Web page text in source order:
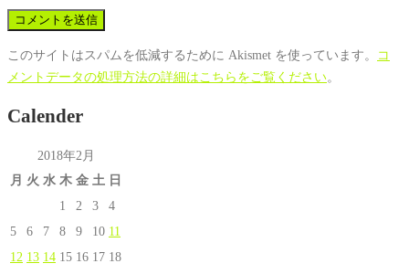
このサイトはスパムを低減するために Akismet を使っています。
コ
メントデータの処理方法の詳細はこちらをご覧ください。
Calender
2018年2月
月 火 水 木 金 土 日
1
2 3
4
5
6 7 8 9 10 11
12 13 14 15 16 17 18